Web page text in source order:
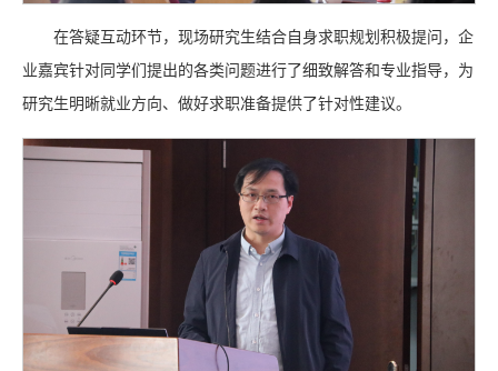
在答疑互动环节，现场研究生结合自身求职规划积极提问，企
业嘉宾针对同学们提出的各类问题进行了细致解答和专业指导，为
研究生明晰就业方向、做好求职准备提供了针对性建议。